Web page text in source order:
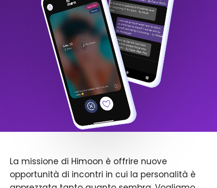
La missione di Himoon è offrire nuove
opportunità di incontri in cui la personalità è